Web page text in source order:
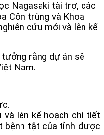
Nagasaki tài trợ, các
Côn trùng và Khoa
cứu mới và lên kế
tưởng rằng dự án sẽ
Nam.
và lên kế hoạch chi tiết
bệnh tật của tỉnh được